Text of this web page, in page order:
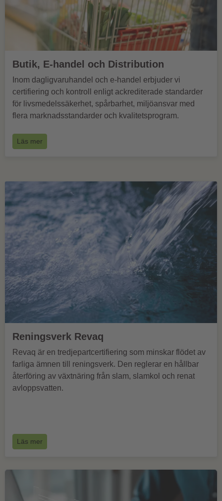
Butik, E-handel och Distribution
Inom dagligvaruhandel och e-handel erbjuder vi
certifiering och kontroll enligt ackrediterade standarder
för livsmedelssäkerhet, spårbarhet, miljöansvar med
flera marknadsstandarder och kvalitetsprogram.
Läs mer
Reningsverk Revaq
Revaq är en tredjepartcertifiering som minskar flödet av
farliga ämnen till reningsverk. Den reglerar en hållbar
återföring av växtnäring från slam, slamkol och renat
avloppsvatten.
Läs mer